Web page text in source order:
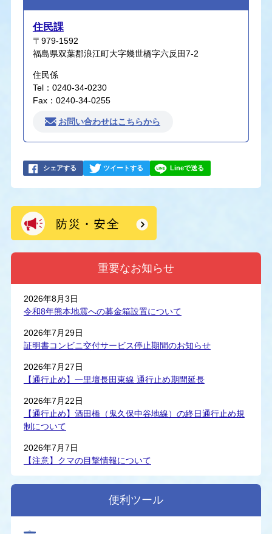
住民課
〒979-1592
福島県双葉郡浪江町大字幾世橋字六反田7-2
住民係
Tel：0240-34-0230
Fax：0240-34-0255
お問い合わせはこちらから
シェアする ツイートする Lineで送る
重要なお知らせ
2026年8月3日
令和8年熊本地震への募金箱設置について
2026年7月29日
証明書コンビニ交付サービス停止期間のお知らせ
2026年7月27日
【通行止め】一里壇長田東線 通行止め期間延長
2026年7月22日
【通行止め】酒田橋（鬼久保中谷地線）の終日通行止め規
制について
2026年7月7日
【注意】クマの目撃情報について
便利ツール